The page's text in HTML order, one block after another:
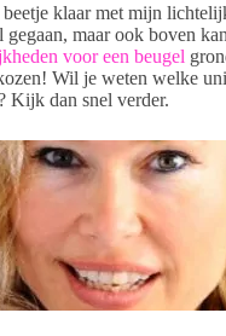
klaar met mijn
maar ook boven
voor een beugel
Wil je weten welke
Kijk dan snel verder.